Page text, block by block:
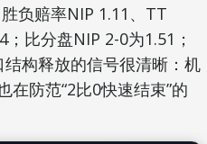
负赔率NIP 1.11、TT
比分盘NIP 2-0为1.51；
构释放的信号很清晰：机
在防范“2比0快速结束”的